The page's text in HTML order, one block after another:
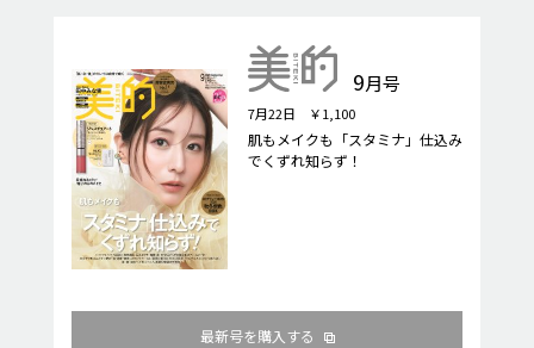
9月号
7月22日 ￥1,100
肌もメイクも「スタミナ」仕込み
でくずれ知らず！
最新号を購入する